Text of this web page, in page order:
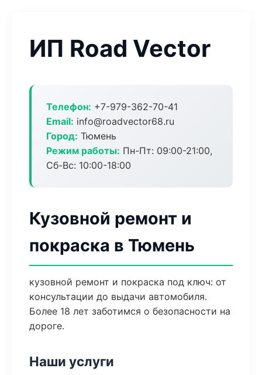
ИП Road Vector
Телефон: +7-979-362-70-41
Email: info@roadvector68.ru
Город: Тюмень
Режим работы: Пн-Пт: 09:00-21:00,
Сб-Вс: 10:00-18:00
Кузовной ремонт и
покраска в Тюмень
кузовной ремонт и покраска под ключ: от
консультации до выдачи автомобиля.
Более 18 лет заботимся о безопасности на
дороге.
Наши услуги